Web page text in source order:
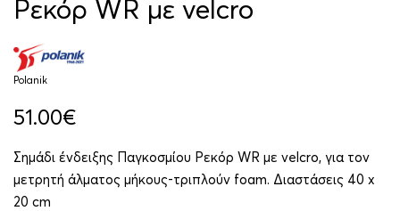
Ρεκόρ WR με velcro
Polanik
51.00€
Σημάδι ένδειξης Παγκοσμίου Ρεκόρ WR με velcro, για τον
μετρητή άλματος μήκους-τριπλούν foam. Διαστάσεις 40 x
20 cm